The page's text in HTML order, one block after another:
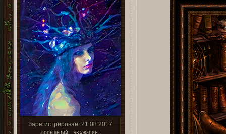
Зарегистрирован: 21.08.2017